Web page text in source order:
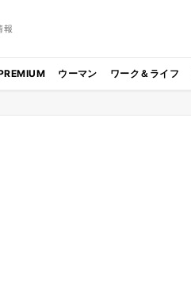
報
ウーマン ワーク＆ライフ